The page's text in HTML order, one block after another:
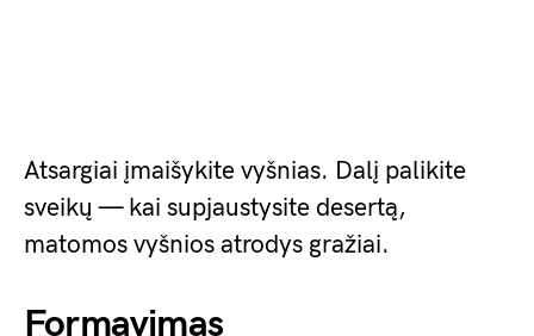
Atsargiai įmaišykite vyšnias. Dalį palikite
sveikų — kai supjaustysite desertą,
matomos vyšnios atrodys gražiai.
Formavimas